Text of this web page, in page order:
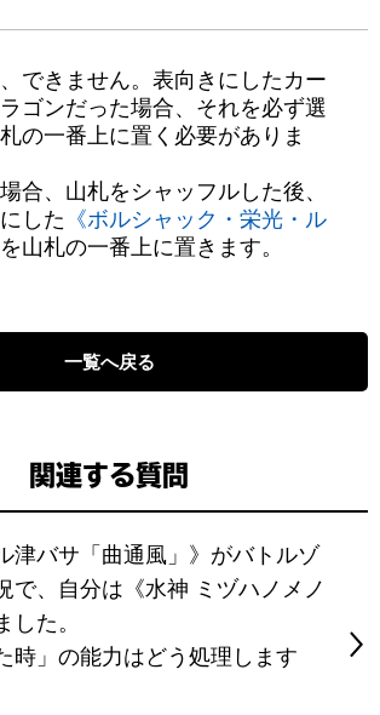
できません。表向きにしたカー
ラゴンだった場合、それを必ず選
の一番上に置く必要がありま
合、山札をシャッフルした後、
した 《ボルシャック・栄光・ル
を山札の一番上に置きます。
一覧へ戻る
関連する質問
津バサ「曲通風」》がバトルゾ
で、自分は《水神 ミヅハノメノ
した。
時」の能力はどう処理します